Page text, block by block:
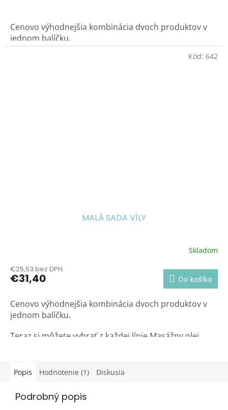
Cenovo výhodnejšia kombinácia dvoch produktov v
jednom balíčku.
Teraz si môžete vybrať z každej línie Masážny olej
MALÁ SADA VÍLY
Skladom
€25,53 bez DPH
€31,40 Do košíka
Cenovo výhodnejšia kombinácia dvoch produktov v
jednom balíčku.
Teraz si môžete vybrať z každej línie Masážny olej
Kód: 642
Popis Hodnotenie (1) Diskusia
Podrobný popis